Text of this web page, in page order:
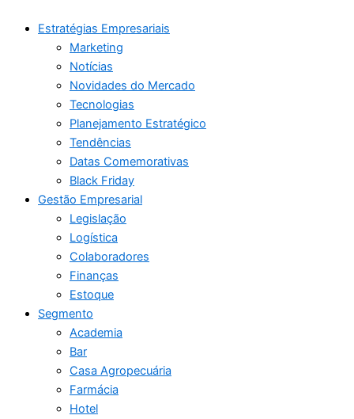
Estratégias Empresariais
Marketing
Notícias
Novidades do Mercado
Tecnologias
Planejamento Estratégico
Tendências
Datas Comemorativas
Black Friday
Gestão Empresarial
Legislação
Logística
Colaboradores
Finanças
Estoque
Segmento
Academia
Bar
Casa Agropecuária
Farmácia
Hotel